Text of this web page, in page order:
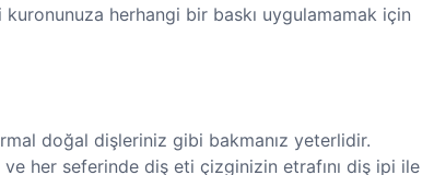
herhangi bir baskı uygulamamak için
doğal dişleriniz gibi bakmanız yeterlidir.
her seferinde diş eti çizginizin etrafını diş ipi ile